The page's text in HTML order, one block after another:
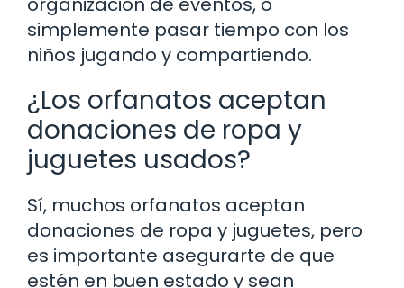
simplemente pasar tiempo con los
niños jugando y compartiendo.
¿Los orfanatos aceptan
donaciones de ropa y
juguetes usados?
Sí, muchos orfanatos aceptan
donaciones de ropa y juguetes, pero
es importante asegurarte de que
estén en buen estado y sean